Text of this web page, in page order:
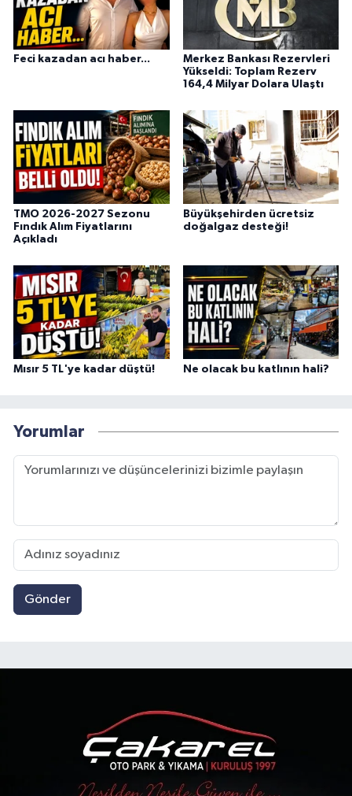
Feci kazadan acı haber...
Merkez Bankası Rezervleri
Yükseldi: Toplam Rezerv
164,4 Milyar Dolara Ulaştı
TMO 2026-2027 Sezonu
Fındık Alım Fiyatlarını
Açıkladı
Büyükşehirden ücretsiz
doğalgaz desteği!
Mısır 5 TL'ye kadar düştü! Ne olacak bu katlının hali?
Yorumlar
Gönder